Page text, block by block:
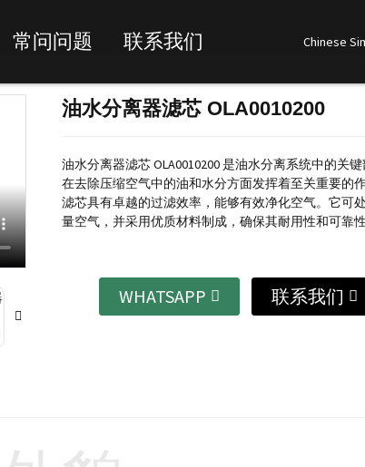
常问问题 联系我们 Chinese
Loading...
Loading...
油水分离器滤芯 OLA0010200
油水分离器滤芯 OLA0010200 是油水分离系统中的关键
在去除压缩空气中的油和水分方面发挥着至关重要的
滤芯具有卓越的过滤效率，能够有效净化空气。它可
量空气，并采用优质材料制成，确保其耐用性和可靠性
WHATSAPP 联系我们